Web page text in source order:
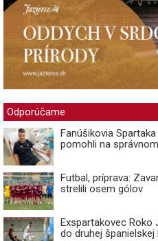
Odporúčame
Fanúšikovia
pomohli na
Futbal, príprava:
strelili osem gólov
Exspartakovec Roko
do druhej španielskej